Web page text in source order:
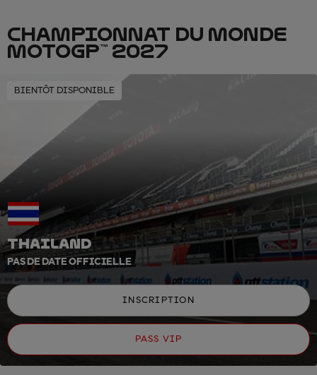
CHAMPIONNAT DU MONDE
MOTOGP™ 2027
BIENTÔT DISPONIBLE
THAILAND
PAS DE DATE OFFICIELLE
INSCRIPTION
PASS VIP